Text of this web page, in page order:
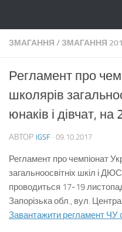
ЗМАГАННЯ /ЗМАГАННЯ
Регламент про
школярів
юнаків і дівчат, на
АВТОР IGSF · 09.10.2017
Регламент про чемпіонат
загальноосвітніх шкіл і
проводиться 17-19
Запорізька обл., вул.
Завантажити регламент ЧУ